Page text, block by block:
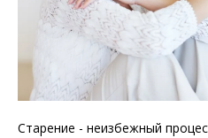
Старение - неизбежный